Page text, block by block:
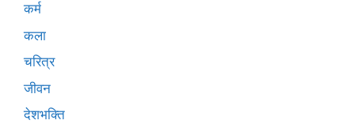
कर्म
कला
चरित्र
जीवन
देशभक्ति